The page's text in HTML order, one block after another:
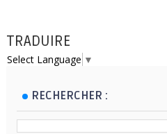
TRADUIRE
Select Language ▼
RECHERCHER :